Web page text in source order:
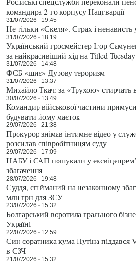
командира 2-го корпусу Нацгвардії
31/07/2026 - 19:45
Не тільки «Скеля». Страх і
31/07/2026 - 18:19
Український гросмейстер Ігор
за найкрасивіший хід на Titled Tuesday
31/07/2026 - 14:48
ФСБ «шиє» Дурову тероризм
31/07/2026 - 13:37
Михайло Ткач: за «Трухою» стирчать
30/07/2026 - 13:49
Командир військової частини
будувати йому маєток
29/07/2026 - 21:38
Прокурор знімав інтимне відео у
розсилав співробітницям суду
29/07/2026 - 17:09
НАБУ і САП пошукали у
збагачення
28/07/2026 - 19:48
Суддя, спійманий на незаконному
млн грн для ЗСУ
23/07/2026 - 15:32
Болгарський воротила грального
Україні
22/07/2026 - 12:59
Син соратника кума Путіна піддався
в СЗЧ
21/07/2026 - 15:32